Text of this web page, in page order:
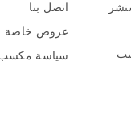
اتصل بنا
عروض خاصة
سياسة